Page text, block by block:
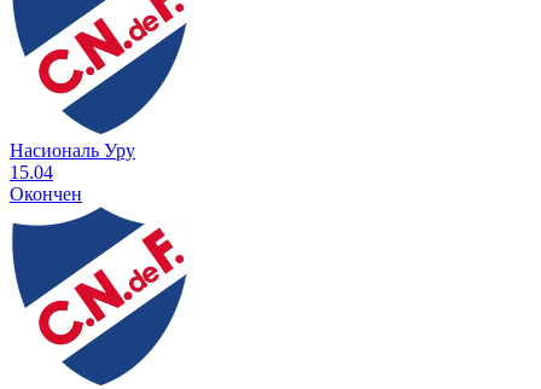
Насиональ Уру
15.04
Окончен